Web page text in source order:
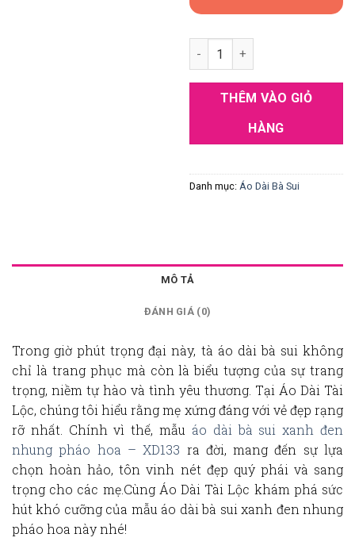
Áo dài bà sui xanh đen
THÊM VÀO GIỎ
HÀNG
Danh mục: Áo Dài Bà Sui
MÔ TẢ
ĐÁNH GIÁ (0)
Trong giờ phút trọng đại này, tà áo dài bà sui không
chỉ là trang phục mà còn là biểu tượng của sự trang
trọng, niềm tự hào và tình yêu thương. Tại Áo Dài Tài
Lộc, chúng tôi hiểu rằng mẹ xứng đáng với vẻ đẹp rạng
rỡ nhất. Chính vì thế, mẫu áo dài bà sui xanh đen
nhung pháo hoa – XD133 ra đời, mang đến sự lựa
chọn hoàn hảo, tôn vinh nét đẹp quý phái và sang
trọng cho các mẹ.Cùng Áo Dài Tài Lộc khám phá sức
hút khó cưỡng của mẫu áo dài bà sui xanh đen nhung
pháo hoa này nhé!